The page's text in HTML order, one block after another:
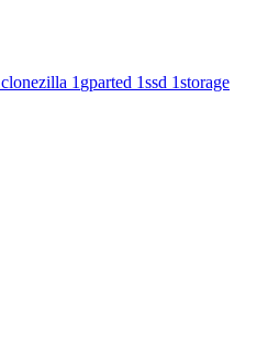
clonezilla 1 gparted 1ssd 1storage